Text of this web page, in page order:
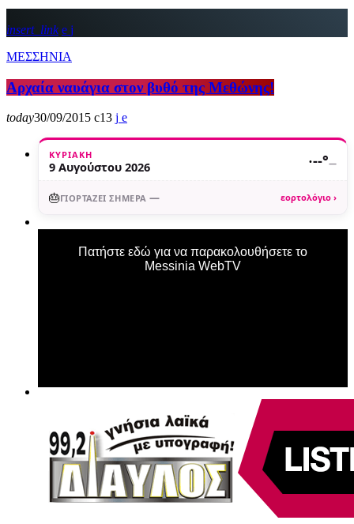
insert_link
ΜΕΣΣΗΝΙΑ
Αρχαία ναυάγια στον βυθό της Μεθώνης!
today30/09/2015 13
ΚΥΡΙΑΚΉ
9 Αυγούστου 2026 ·--°—
🎂ΓΙΟΡΤΆΖΕΙ ΣΉΜΕΡΑ — εορτολόγιο ›
Πατήστε εδώ για να παρακολουθήσετε το
Messinia WebTV